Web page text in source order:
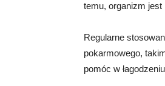
temu, organizm jest
Regularne
pokarmowego,
pomóc w